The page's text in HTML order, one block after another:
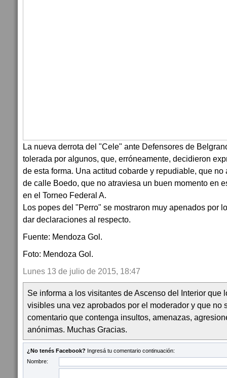
La nueva derrota del "Cele" ante Defensores de
tolerada por algunos, que, erróneamente, decidieron
de esta forma. Una actitud cobarde y repudiable, que
de calle Boedo, que no atraviesa un buen momento en
en el Torneo Federal A.
Los popes del "Perro" se mostraron muy apenados por
dar declaraciones al respecto.
Fuente: Mendoza Gol.
Foto: Mendoza Gol.
Lunes 13 de julio de 2015, 18:47
Se informa a los visitantes de Ascenso del Interior que
visibles una vez aprobados por el moderador y que no
comentario que contenga insultos, amenazas,
anónimas. Muchas Gracias.
¿No tenés Facebook? Ingresá tu comentario continuación:
Nombre: